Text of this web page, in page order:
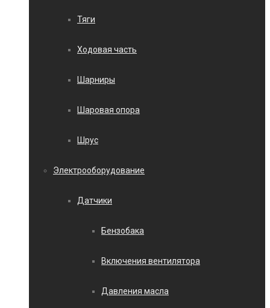
Тяги
Ходовая часть
Шарниры
Шаровая опора
Шрус
Электрооборудование
Датчики
Бензобака
Включения вентилятора
Давления масла